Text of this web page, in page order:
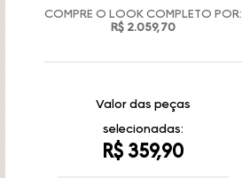
COMPRE O LOOK COMPLETO POR:
R$ 2.059,70
Valor das peças
selecionadas:
R$ 359,90